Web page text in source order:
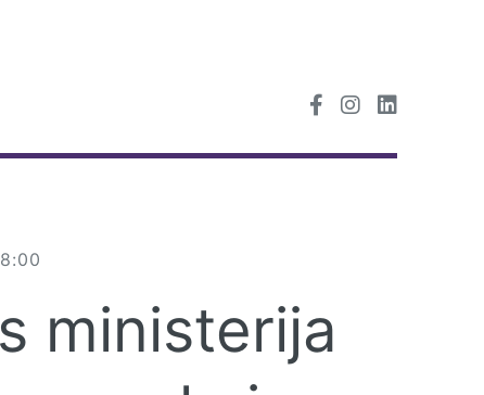
ministerija